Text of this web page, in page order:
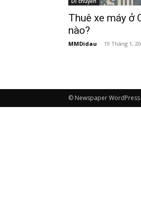
Thuê xe máy ở
nào?
MMDidau - 19 Tháng 1,
© Newspaper